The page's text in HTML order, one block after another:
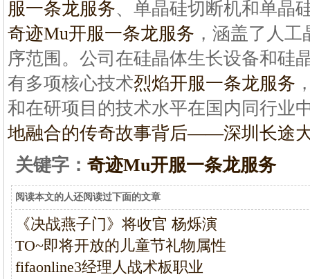
服一条龙服务、单晶硅切断机和单晶
奇迹Mu开服一条龙服务 ，涵盖了人
序范围。公司在硅晶体生长设备和硅
有多项核心技术烈焰开服一条龙服务
和在研项目的技术水平在国内同行业
地融合的传奇故事背后——深圳长途
关键字： 奇迹Mu开服一条龙服务
阅读本文的人还阅读过下面的文章
《决战燕子门》将收官 杨烁演
TO~即将开放的儿童节礼物属性
fifaonline3经理人战术板职业